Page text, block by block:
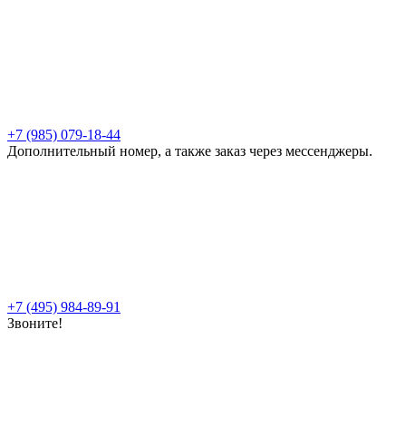
+7 (985) 079-18-44
Дополнительный номер, а также заказ через мессенджеры.
+7 (495) 984-89-91
Звоните!